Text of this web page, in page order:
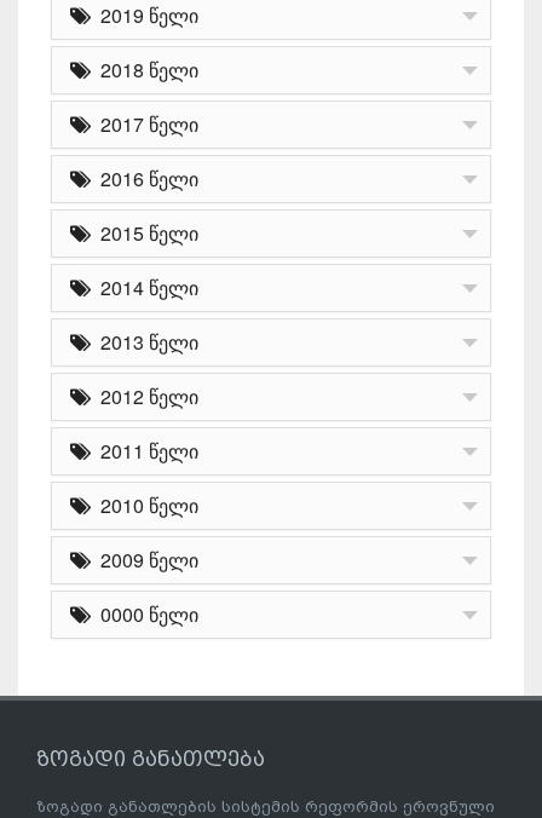
2019 წელი
2018 წელი
2017 წელი
2016 წელი
2015 წელი
2014 წელი
2013 წელი
2012 წელი
2011 წელი
2010 წელი
2009 წელი
0000 წელი
ზოგადი განათლება
ზოგადი განათლების სისტემის რეფორმის ეროვნული